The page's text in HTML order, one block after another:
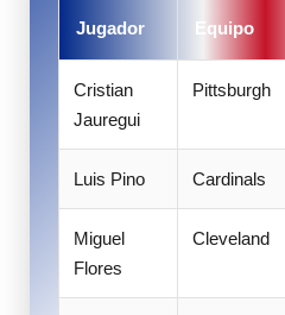
Jugador Equipo
Cristian
Jauregui
Pittsburgh
Luis Pino Cardinals
Miguel
Flores
Cleveland